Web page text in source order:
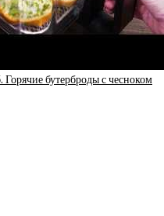
бутерброды с чесноком